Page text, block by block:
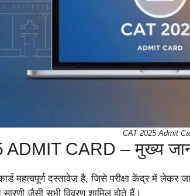
CAT 2025 Admit
ADMIT CARD – मुख्य
महत्वपूर्ण दस्तावेज है, जिसे परीक्षा केंद्र में लेकर
जैसी सभी विवरण शामिल होते हैं।